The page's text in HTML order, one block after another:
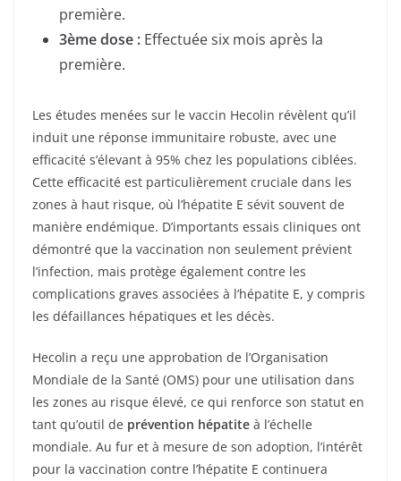
première.
3ème dose : Effectuée six mois après la
première.
Les études menées sur le vaccin Hecolin révèlent qu’il
induit une réponse immunitaire robuste, avec une
efficacité s’élevant à 95% chez les populations ciblées.
Cette efficacité est particulièrement cruciale dans les
zones à haut risque, où l’hépatite E sévit souvent de
manière endémique. D’importants essais cliniques ont
démontré que la vaccination non seulement prévient
l’infection, mais protège également contre les
complications graves associées à l’hépatite E, y compris
les défaillances hépatiques et les décès.
Hecolin a reçu une approbation de l’Organisation
Mondiale de la Santé (OMS) pour une utilisation dans
les zones au risque élevé, ce qui renforce son statut en
tant qu’outil de prévention hépatite à l’échelle
mondiale. Au fur et à mesure de son adoption, l’intérêt
pour la vaccination contre l’hépatite E continuera